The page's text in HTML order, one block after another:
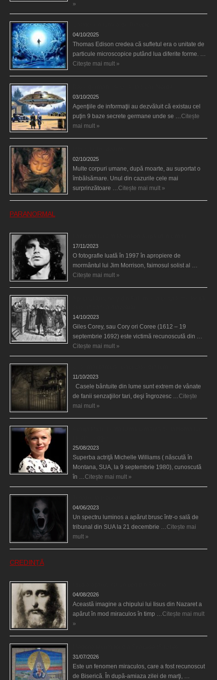
»
04/10/2025
Thomas Edison credea că sufletul era o unitate de
particule microscopice putând lua diferite forme. …
Citește mai mult »
03/10/2025
Agenţiile de informaţii au dezvăluit că existau cel
puţin 9 baze secrete germane unde se …Citește
mai mult »
02/10/2025
Multe corpuri umane, după moarte, au suportat o
îmbălsămare. Unul din cazurile cele mai
surprinzătoare …Citește mai mult »
PARANORMAL
17/11/2023
O fotografie luată în 1997 în apropiere de
mormântul lui Jim Morrison, faimosul solist al …
Citește mai mult »
14/10/2023
Giles Corey, sau Cory ori Coree (1612 – 19
septembrie 1692) este victimă recunoscută din …
Citește mai mult »
11/10/2023
Casele bântuite din lume sunt extrem de vânate
de fanii senzaţiilor tari, deşi îngrozesc …Citește
mai mult »
25/08/2023
Superba actriţă Michelle Williams ( născută în
Montana, SUA, la 9 septembrie 1980), cunoscută
în …Citește mai mult »
04/06/2023
Un spectru luminos a apărut brusc într-o sală de
tribunal din SUA la 21 decembrie …Citește mai
mult »
CREDINȚĂ
04/08/2026
Această imagine a chipului lui Iisus din Nazaret a
apărut în mod miraculos în timp …Citește mai mult
»
31/07/2026
Este un fenomen miraculos, care a fost recunoscut
de Biserică. În după-amiaza zilei de marţi, …